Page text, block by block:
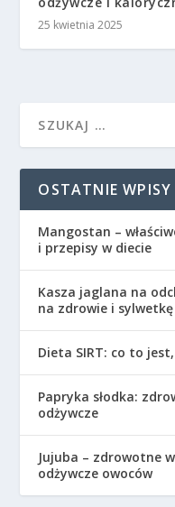
25 kwietnia 2025
OSTATNIE WPISY
Mangostan –
i przepisy w diecie
Kasza jaglana na
na zdrowie i sylwetkę
Dieta SIRT: co to
Papryka słodka:
odżywcze
Jujuba – zdrowotne
odżywcze owoców